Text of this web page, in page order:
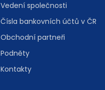
Vedení společnosti
Čísla bankovních účtů v ČR
Obchodní partneři
Podněty
Kontakty